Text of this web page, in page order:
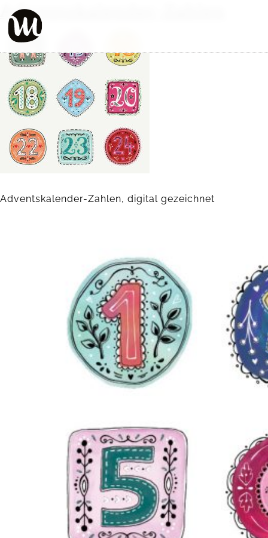
Adventskalender-Zahlen
Adventskalender-Zahlen, digital gezeichnet